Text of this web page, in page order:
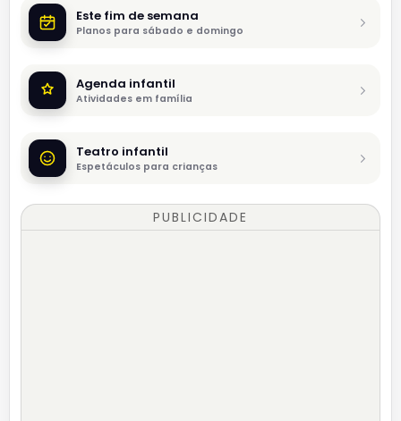
Este fim de semana
Planos para sábado e domingo
Agenda infantil
Atividades em família
Teatro infantil
Espetáculos para crianças
PUBLICIDADE